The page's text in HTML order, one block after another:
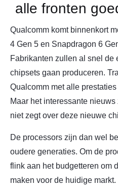
alle fronten
Qualcomm komt binnenkort
4 Gen 5 en Snapdragon 6
Fabrikanten zullen al snel de
chipsets gaan produceren.
Qualcomm met alle
Maar het interessante
niet zegt over deze nieuwe
De processors zijn dan wel
oudere generaties. Om de
flink aan het budgetteren om
maken voor de huidige